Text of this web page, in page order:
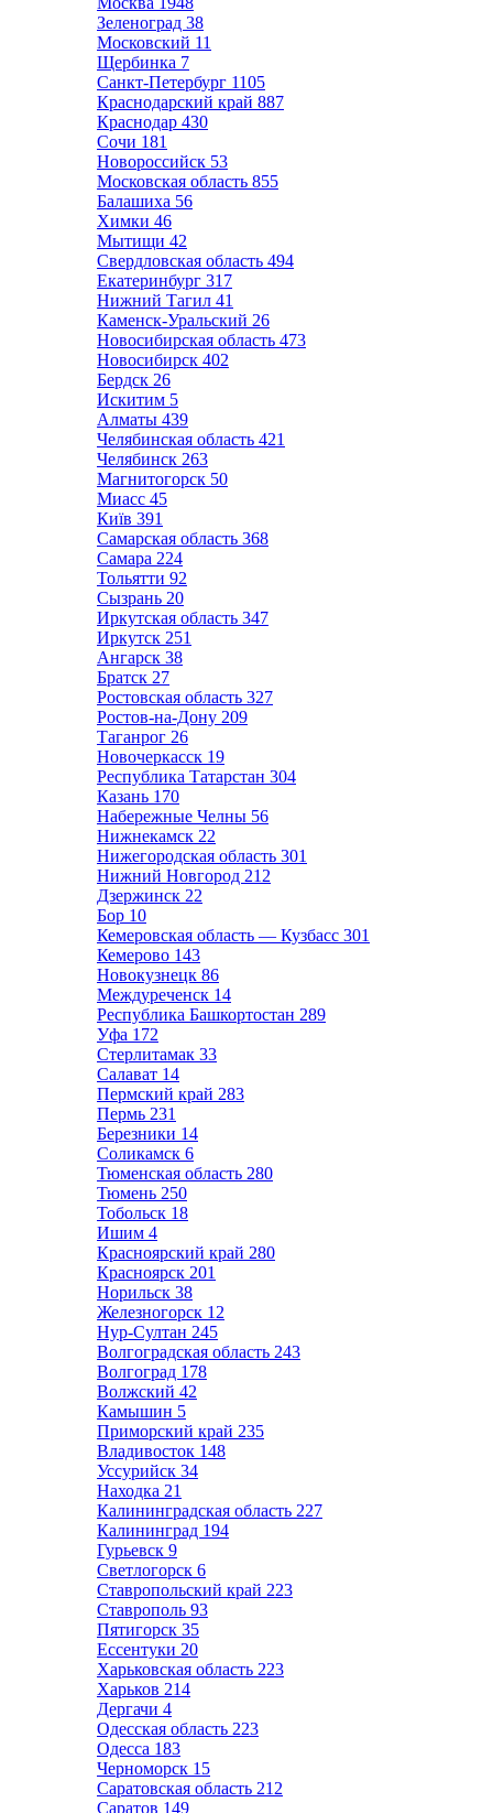
Зеленоград 38
Московский 11
Щербинка 7
Санкт-Петербург 1105
Краснодарский край 887
Краснодар 430
Сочи 181
Новороссийск 53
Московская область 855
Балашиха 56
Химки 46
Мытищи 42
Свердловская область 494
Екатеринбург 317
Нижний Тагил 41
Каменск-Уральский 26
Новосибирская область 473
Новосибирск 402
Бердск 26
Искитим 5
Алматы 439
Челябинская область 421
Челябинск 263
Магнитогорск 50
Миасс 45
Київ 391
Самарская область 368
Самара 224
Тольятти 92
Сызрань 20
Иркутская область 347
Иркутск 251
Ангарск 38
Братск 27
Ростовская область 327
Ростов-на-Дону 209
Таганрог 26
Новочеркасск 19
Республика Татарстан 304
Казань 170
Набережные Челны 56
Нижнекамск 22
Нижегородская область 301
Нижний Новгород 212
Дзержинск 22
Бор 10
Кемеровская область — Кузбасс 301
Кемерово 143
Новокузнецк 86
Междуреченск 14
Республика Башкортостан 289
Уфа 172
Стерлитамак 33
Салават 14
Пермский край 283
Пермь 231
Березники 14
Соликамск 6
Тюменская область 280
Тюмень 250
Тобольск 18
Ишим 4
Красноярский край 280
Красноярск 201
Норильск 38
Железногорск 12
Нур-Султан 245
Волгоградская область 243
Волгоград 178
Волжский 42
Камышин 5
Приморский край 235
Владивосток 148
Уссурийск 34
Находка 21
Калининградская область 227
Калининград 194
Гурьевск 9
Светлогорск 6
Ставропольский край 223
Ставрополь 93
Пятигорск 35
Ессентуки 20
Харьковская область 223
Харьков 214
Дергачи 4
Одесская область 223
Одесса 183
Черноморск 15
Саратовская область 212
Саратов 149